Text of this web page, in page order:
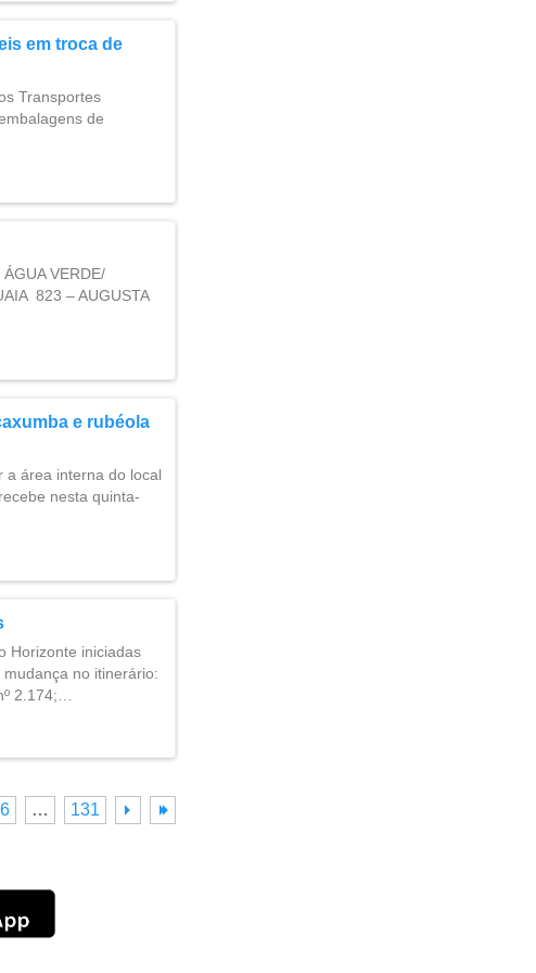
em troca de
Transportes
de
VERDE/
823 – AUGUSTA
e rubéola
a área interna do local
nesta quinta-
Horizonte iniciadas
no itinerário:
2.174;…
6 … 131